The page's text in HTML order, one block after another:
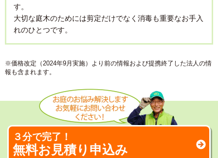
す。
大切な庭木のためには剪定だけでなく消毒も重要なお手入
れのひとつです。
※価格改定（2024年9月実施）より前の情報および提携終了した法人の情
報も含まれます。
３分で完了！
無料お見積り申込み